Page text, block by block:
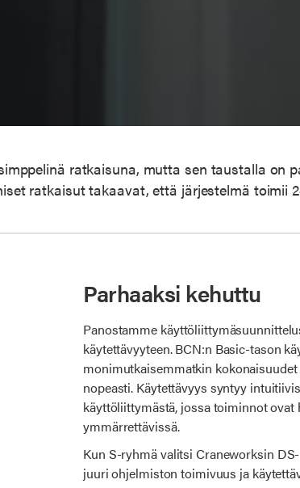
ratkaisuna, mutta sen taustalla on
ratkaisut takaavat, että järjestelmä toimii
Parhaaksi kehuttu
Panostamme
käytettävyyteen. BCN:n Basic-tason
monimutkaisemmatkin kokonaisuudet
nopeasti. Käytettävyys syntyy
käyttöliittymästä, jossa toiminnot ovat
ymmärrettävissä.
Kun S-ryhmä valitsi Craneworksin
juuri ohjelmiston toimivuus ja